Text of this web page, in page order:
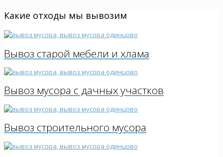
Какие отходы мы вывозим
Вывоз старой мебели и хлама
Вывоз мусора с дачных участков
Вывоз строительного мусора